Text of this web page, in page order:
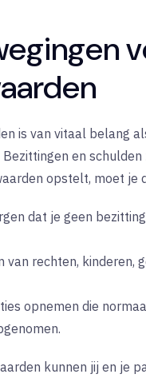
is van vitaal belang
en
opstelt, moet je
dat je geen
rechten, kinderen,
opnemen die
kunnen jij en je